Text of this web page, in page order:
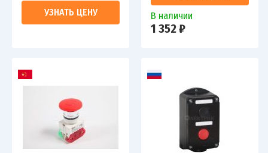
УЗНАТЬ ЦЕНУ
В наличии
1 352 ₽